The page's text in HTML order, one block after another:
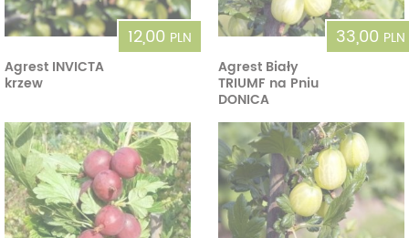
12,00 PLN
Agrest INVICTA
krzew
33,00 PLN
Agrest Biały
TRIUMF na Pniu
DONICA